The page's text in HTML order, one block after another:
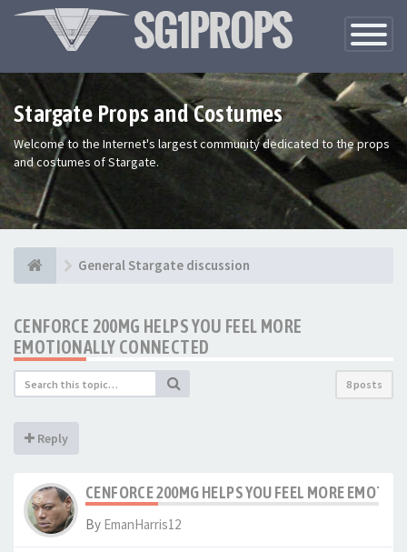
Toggle
Stargate Props and Costumes
Welcome to the Internet's largest community dedicated to the props
and costumes of Stargate.
General Stargate discussion
CENFORCE 200MG HELPS YOU FEEL MORE
EMOTIONALLY CONNECTED
8 posts
Reply
CENFORCE 200MG HELPS YOU FEEL MORE
By EmanHarris12